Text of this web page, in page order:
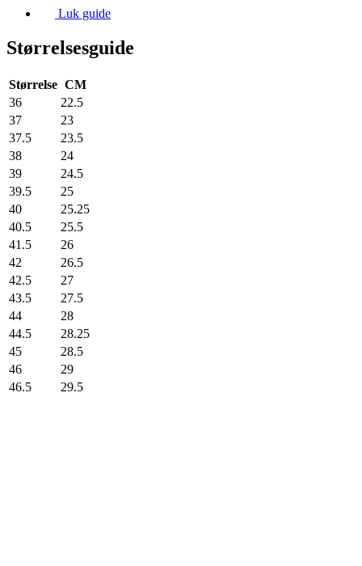
Luk guide
Størrelsesguide
Størrelse CM
36
22.5
37
23
37.5
23.5
38
24
39
24.5
39.5
25
40
25.25
40.5
25.5
41.5
26
42
26.5
42.5
27
43.5
27.5
44
28
44.5
28.25
45
28.5
46
29
46.5
29.5